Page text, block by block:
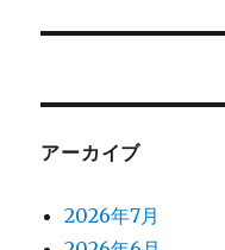
ー
投
アーカイブ
2026年7月